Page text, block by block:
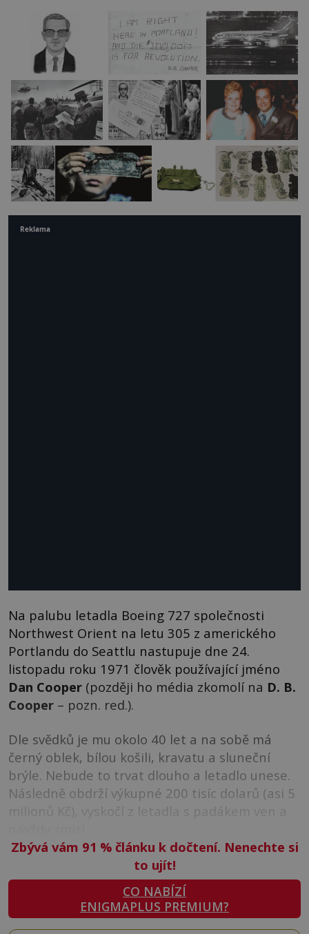
Na palubu letadla Boeing 727 společnosti
Northwest Orient na letu 305 z amerického
Portlandu do Seattlu nastupuje dne 24.
listopadu roku 1971 člověk používající jméno
Dan Cooper (později ho média zkomolí na D. B.
Cooper – pozn. red.).
Dle svědků je mu okolo 40 let a na sobě má
černý oblek, bílou košili, kravatu a sluneční
brýle. Nebude to trvat dlouho a letadlo unese.
Následně obdrží výkupné 200 tisíc dolarů (asi 5
milionů Kč), vyskočí z letadla s padákem ven a
Zbývá vám 91 %článku k dočtení. Nenechte si
to ujít!
CO NABÍZÍ
ENIGMAPLUS PREMIUM?
Reklama